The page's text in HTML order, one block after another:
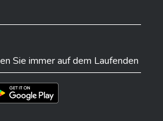
Sie immer auf dem Laufenden
Storel'app sur Play Store